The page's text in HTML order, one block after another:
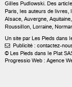
Gilles Pudlowski. Des
Paris, les auteurs de livres,
Alsace, Auvergne,
Roussillon, Lorraine,
Un site par Les Pieds dans
 Publicité : contactez-
© Les Pieds dans le Plat
Progressio Web : Agence